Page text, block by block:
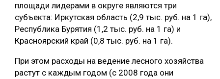
площади лидерами в округе являются три
субъекта: Иркутская область (2,9 тыс. руб. на 1 га),
Республика Бурятия (1,2 тыс. руб. на 1 га) и
Красноярский край (0,8 тыс. руб. на 1 га).
При этом расходы на ведение лесного хозяйства
растут с каждым годом (с 2008 года они